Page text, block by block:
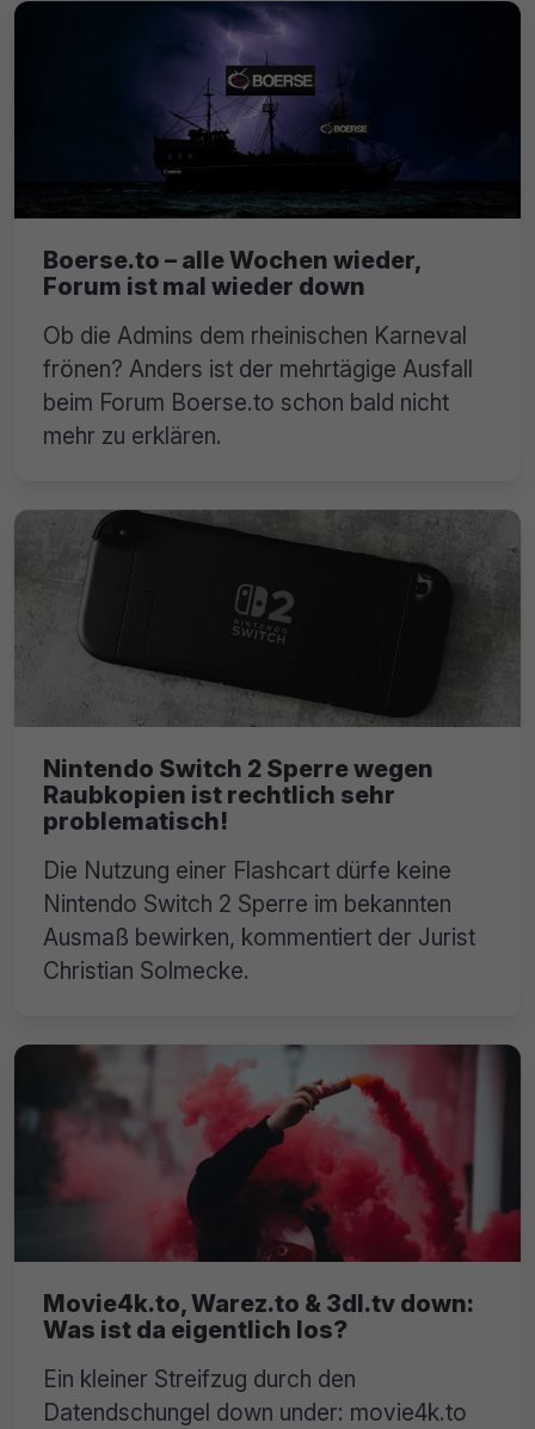
Boerse.to – alle Wochen wieder,
Forum ist mal wieder down
Ob die Admins dem rheinischen Karneval
frönen? Anders ist der mehrtägige Ausfall
beim Forum Boerse.to schon bald nicht
mehr zu erklären.
Nintendo Switch 2 Sperre wegen
Raubkopien ist rechtlich sehr
problematisch!
Die Nutzung einer Flashcart dürfe keine
Nintendo Switch 2 Sperre im bekannten
Ausmaß bewirken, kommentiert der Jurist
Christian Solmecke.
Movie4k.to, Warez.to & 3dl.tv down:
Was ist da eigentlich los?
Ein kleiner Streifzug durch den
Datendschungel down under: movie4k.to